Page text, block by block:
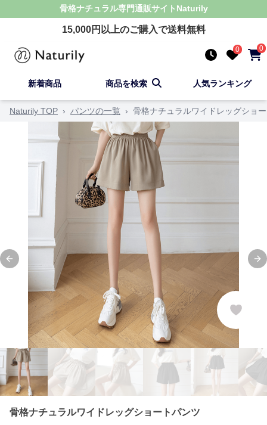
骨格ナチュラル専門通販サイト Naturily
15,000円以上のご購入で送料無料
0 0
新着商品 商品を検索 人気ランキング
Naturily TOP › パンツの一覧 › 骨格ナチュラルワイドレッグショ
Previous slide
骨格ナチュラルワイドレッグショートパンツ